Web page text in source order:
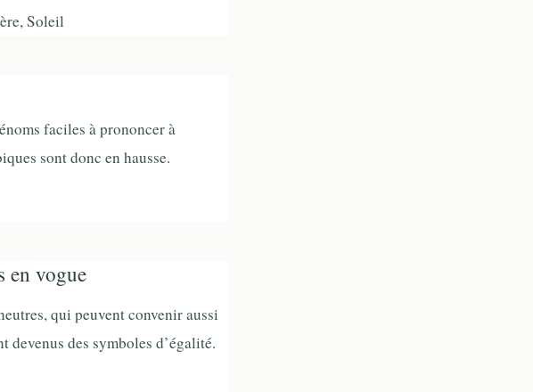
Soleil
faciles à prononcer à
sont donc en hausse.
en vogue
qui peuvent convenir aussi
devenus des symboles d’égalité.